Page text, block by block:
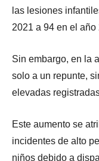
las lesiones
2021 a 94 en el año
Sin embargo, en la
solo a un repunte,
elevadas
Este aumento se
incidentes de alto
niños debido a